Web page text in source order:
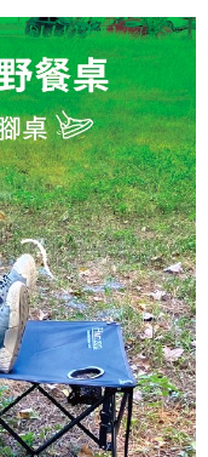
請聯繫「AFTEE先享後付
support/home
先享後付」服務完成之交
交易相關給付款項請求債
人之同意方可使用
失，本公司不負相關責
之用戶狀況，依本公司即
形，本公司將視審查結果
若發現惡意使用之情形，
度並採取法律行動。